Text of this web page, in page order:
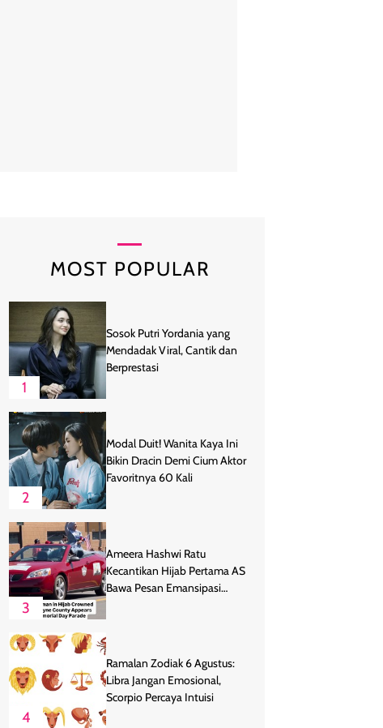
MOST POPULAR
1
Sosok Putri Yordania yang
Mendadak Viral, Cantik dan
Berprestasi
2
Modal Duit! Wanita Kaya Ini
Bikin Dracin Demi Cium Aktor
Favoritnya 60 Kali
3
Ameera Hashwi Ratu
Kecantikan Hijab Pertama AS
Bawa Pesan Emansipasi
4
Ramalan Zodiak 6 Agustus:
Libra Jangan Emosional,
Scorpio Percaya Intuisi